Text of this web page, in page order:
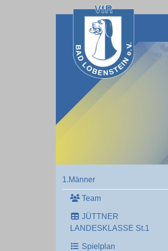
1.Männer
Team
JÜTTNER
LANDESKLASSE St.1
Spielplan